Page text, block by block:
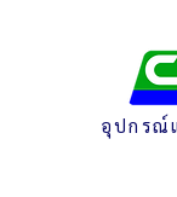
อุปกรณ์